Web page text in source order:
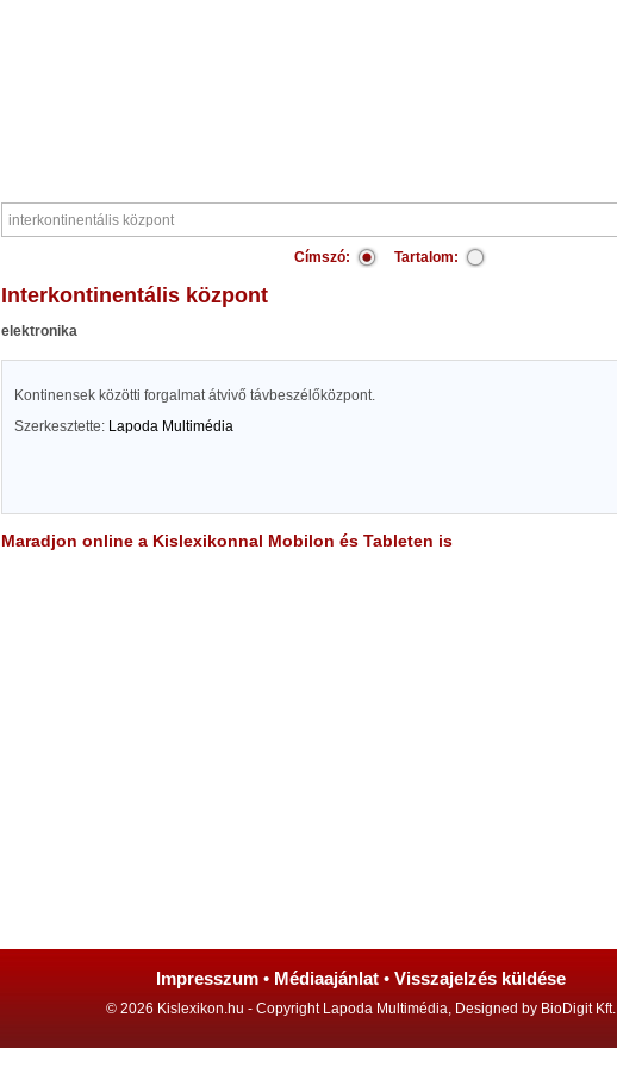
Címszó: Tartalom:
interkontinentális központ
elektronika
Kontinensek közötti forgalmat átvivő távbeszélőközpont.
Szerkesztette: Lapoda Multimédia
Maradjon online a Kislexikonnal Mobilon és Tableten is
Impresszum • Médiaajánlat • Visszajelzés küldése
© 2026 Kislexikon.hu - Copyright Lapoda Multimédia, Designed by BioDigit Kft.